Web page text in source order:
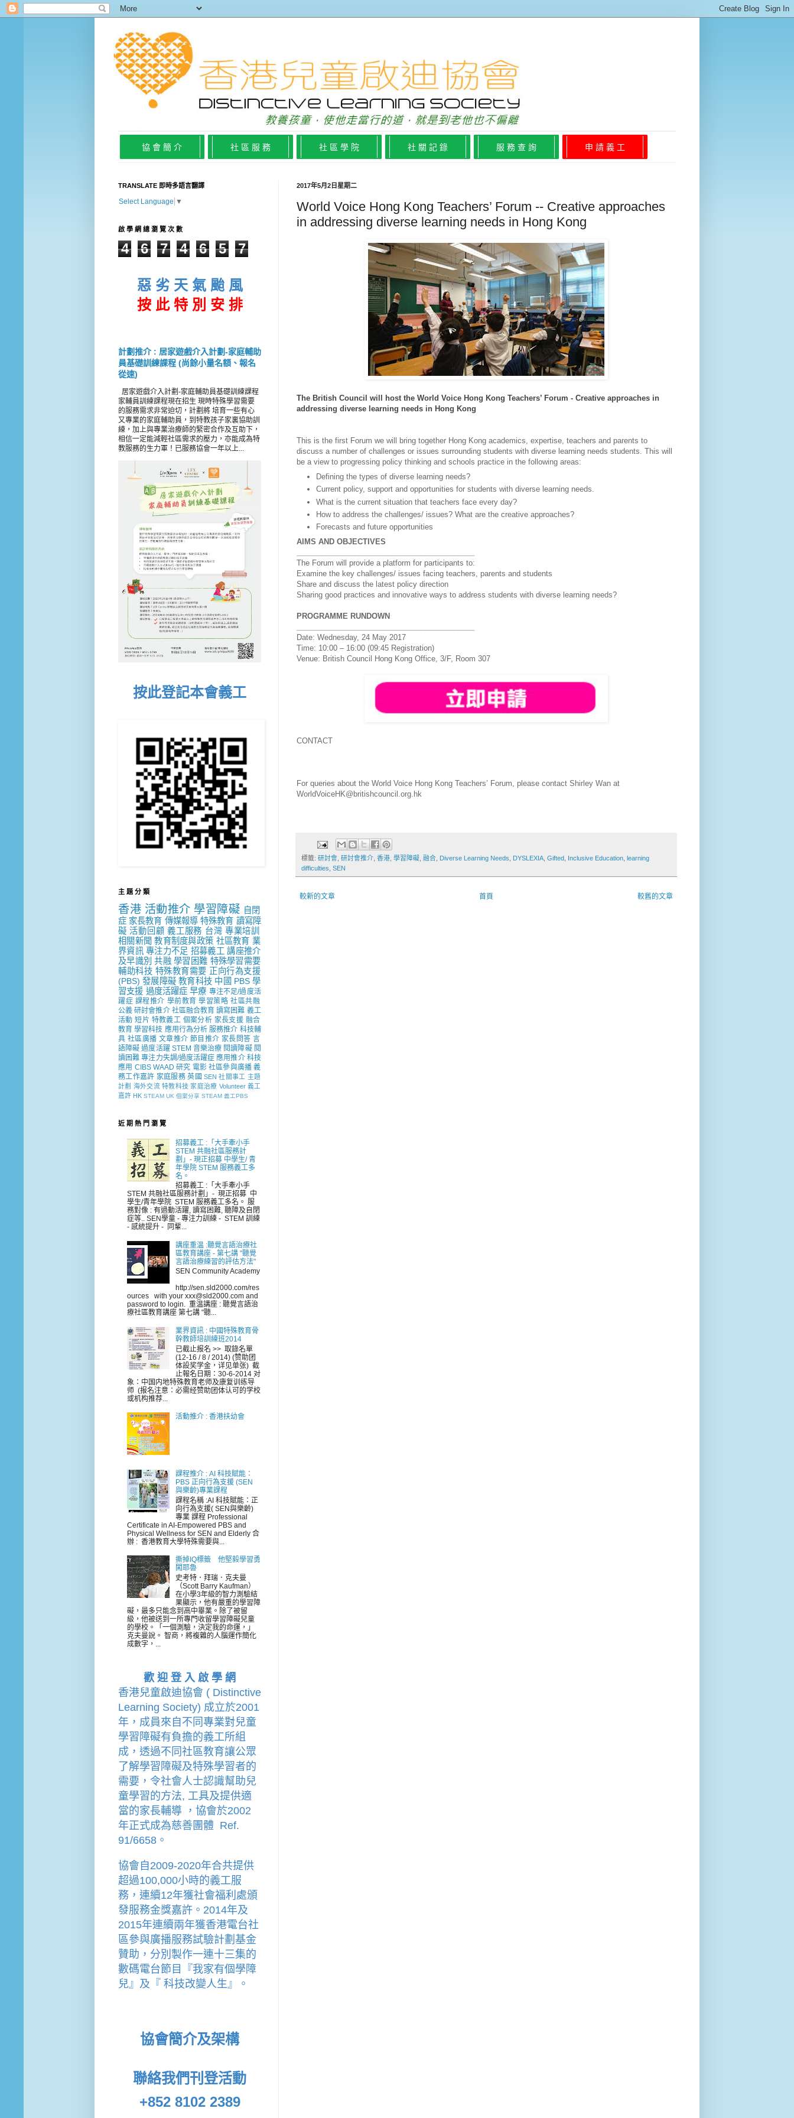
協 會 簡 介 社 區 服 務 社 區 學 院 社 關 記 錄 服 務 查 詢 申 請 義 工
2017年5月2日星期二
World Voice Hong Kong Teachers’ Forum -- Creative approaches
in addressing diverse learning needs in Hong Kong
The British Council will host the World Voice Hong Kong Teachers’ Forum - Creative approaches in
addressing diverse learning needs in Hong Kong
This is the first Forum we will bring together Hong Kong academics, expertise, teachers and parents to
discuss a number of challenges or issues surrounding students with diverse learning needs students. This will
be a view to progressing policy thinking and schools practice in the following areas:
Defining the types of diverse learning needs?
Current policy, support and opportunities for students with diverse learning needs.
What is the current situation that teachers face every day?
How to address the challenges/ issues? What are the creative approaches?
Forecasts and future opportunities
AIMS AND OBJECTIVES
The Forum will provide a platform for participants to:
Examine the key challenges/ issues facing teachers, parents and students
Share and discuss the latest policy direction
Sharing good practices and innovative ways to address students with diverse learning needs?
PROGRAMME RUNDOWN
Date: Wednesday, 24 May 2017
Time: 10:00 – 16:00 (09:45 Registration)
Venue: British Council Hong Kong Office, 3/F, Room 307
CONTACT
For queries about the World Voice Hong Kong Teachers’ Forum, please contact Shirley Wan at
WorldVoiceHK@britishcouncil.org.hk
標籤: 研討會 研討會推介 香港 學習障礙 融合 Diverse Learning Needs DYSLEXIA Gifted Inclusive Education
learning
difficulties SEN
較新的文章 較舊的文章
首頁
TRANSLATE 即時多語言翻譯
Select Language ▼
啟 學 網 總 瀏 覽 次 數
4 6 7 4 6 5 7
惡 劣 天 氣 颱 風
按 此 特 別 安 排
計劃推介 : 居家遊戲介入計劃-家庭輔助
員基礎訓練課程 (尚餘小量名額、報名
從速)
居家遊戲介入計劃-家庭輔助員基礎訓練課程
家輔員訓練課程現在招生 現時特殊學習需要
的服務需求非常迫切，計劃將 培育一些有心
又專業的家庭輔助員，到特教孩子家裏協助訓
練，加上與專業治療師的緊密合作及互助下，
相信一定能減輕社區需求的壓力，亦能成為特
教服務的生力軍！已服務協會一年以上...
按此登記本會義工
主 題 分 類
香港 活動推介 學習障礙 自閉
症 家長教育 傳媒報導 特殊教育 讀寫障
礙 活動回顧 義工服務 台灣 專業培訓
相關新聞 教育制度與政策 社區教育 業
界資訊 專注力不足 招募義工 講座推介
及早識別 共融 學習困難 特殊學習需要
輔助科技 特殊教育需要 正向行為支援
(PBS) 發展障礙 教育科技 中國 PBS 學
習支援 過度活躍症 早療 專注不足/過度活
躍症 課程推介 學前教育 學習策略 社區共融
公義 研討會推介 社區融合教育 讀寫困難 義工
活動 短片 特教義工 個案分析 家長支援 融合
教育 學習科技 應用行為分析 服務推介 科技輔
具 社區廣播 文章推介 節目推介 家長問答 言
語障礙 過度活躍 STEM 音樂治療 閱讀障礙 閱
讀困難 專注力失調/過度活躍症 應用推介 科技
應用 CIBS WAAD 研究 電影 社區參與廣播 義
務工作嘉許 家庭服務 英國 SEN 社關事工 主題
計劃 海外交流 特教科技 家庭治療 Volunteer 義工
嘉許 HK STEAM UK 個案分享 STEAM 義工PBS
近 期 熱 門 瀏 覽
招募義工 :「大手牽小手
STEM 共融社區服務計
劃」- 現正招募 中學生/ 青
年學院 STEM 服務義工多
名。
招募義工 :「大手牽小手
STEM 共融社區服務計劃」- 現正招募 中
學生/青年學院 STEM 服務義工多名。 服
務對像 : 有過動活躍, 讀寫困難, 聽障及自閉
症等.. SEN學童 - 專注力訓練 - STEM 訓練
- 感統提升 - 同輩...
講座重温 :聽覺言語治療社
區教育講座 - 第七講 "聽覺
言語治療練習的評估方法"
SEN Community Academy
http://sen.sld2000.com/res
ources with your xxx@sld2000.com and
password to login. 重温講座 : 聽覺言語治
療社區教育講座 第七講 "聽...
業界資訊 : 中國特殊教育骨
幹教師培訓練班2014
已截止报名 >> 取錄名單
(12-16 / 8 / 2014) (赞助团
体設奖学金，详见单张) 截
止報名日期：30-6-2014 对
象：中国内地特殊教育老师及康复训练导
师 (报名注意：必需经赞助团体认可的学校
或机构推荐...
活動推介 : 香港扶幼會
課程推介 : AI 科技賦能：
PBS 正向行為支援 (SEN
與樂齡)專業課程
課程名稱 :AI 科技賦能：正
向行為支援( SEN與樂齡)
專業 課程 Professional
Certificate in AI-Empowered PBS and
Physical Wellness for SEN and Elderly 合
辦 : 香港教育大學特殊需要與...
撕掉IQ標籤 他堅毅學習勇
闖耶魯
史考特．拜瑞．克夫曼
（Scott Barry Kaufman）
在小學3年級的智力測驗結
果顯示，他有嚴重的學習障
礙，最多只能念到高中畢業。除了被留
級，他被送到一所專門收留學習障礙兒童
的學校。「一個測驗，決定我的命運，」
克夫曼說。 智商，將複雜的人腦運作簡化
成數字，...
歡 迎 登 入 啟 學 網
香港兒童啟迪協會 ( Distinctive
Learning Society) 成立於2001
年，成員來自不同專業對兒童
學習障礙有負擔的義工所組
成，透過不同社區教育讓公眾
了解學習障礙及特殊學習者的
需要，令社會人士認識幫助兒
童學習的方法, 工具及提供適
當的家長輔導
， 協會於2002
年正式成為慈善團體  Ref.
91/6658。
協會 自2009-2020年合共提供
超過100,000小時的義工服
務，連續12年獲社會福利處頒
發服務金獎嘉許。 2014年及
2015年連續兩年獲香港電台社
區參與廣播服務試驗計劃基金
贊助，分別製作一連十三集的
數碼電台節目『我家有個學障
兒』及『 科技改變人生』。
協會簡介及架構
聯絡我們刊登活動
+852 8102 2389